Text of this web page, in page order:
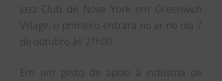
Jazz Club de Nova York em Greenwich
Village, o primeiro entrará no ar no dia 7
de outubro às 21h00.
Em um gesto de apoio à indústria de